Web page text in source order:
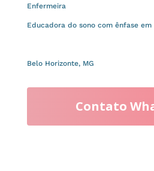
Enfermeira
Educadora do sono com ênfase em
Belo Horizonte, MG
Contato